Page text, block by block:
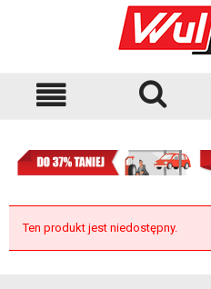
Ten produkt jest niedostępny.